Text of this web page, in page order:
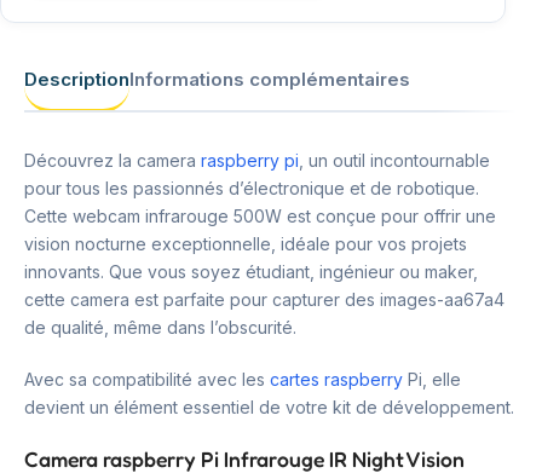
DescriptionInformations complémentaires
Découvrez la camera raspberry pi , un outil incontournable
pour tous les passionnés d’électronique et de robotique.
Cette webcam infrarouge 500W est conçue pour offrir une
vision nocturne exceptionnelle, idéale pour vos projets
innovants. Que vous soyez étudiant, ingénieur ou maker,
cette camera est parfaite pour capturer des images-aa67a4
de qualité, même dans l’obscurité.
Avec sa compatibilité avec les cartes raspberry Pi, elle
devient un élément essentiel de votre kit de développement.
Camera raspberry Pi Infrarouge IR Night Vision